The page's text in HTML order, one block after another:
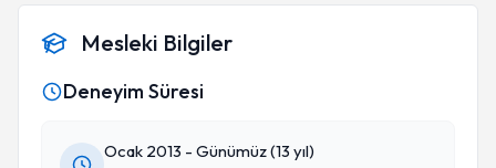
Mesleki Bilgiler
Deneyim Süresi
Ocak 2013 - Günümüz (13 yıl)